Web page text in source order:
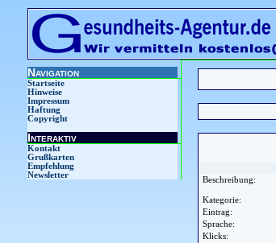
Navigation
Startseite
Hinweise
Impressum
Haftung
Copyright
Interaktiv
Kontakt
Grußkarten
Empfehlung
Newsletter
Beschreibung:
Kategorie:
Eintrag:
Sprache:
Klicks: